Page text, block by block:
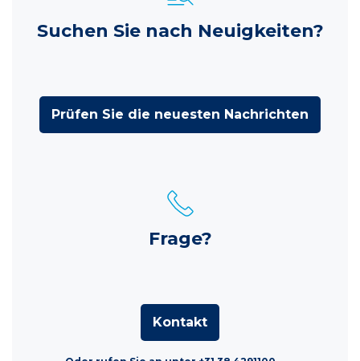
Suchen Sie nach Neuigkeiten?
Prüfen Sie die neuesten Nachrichten
Frage?
Kontakt